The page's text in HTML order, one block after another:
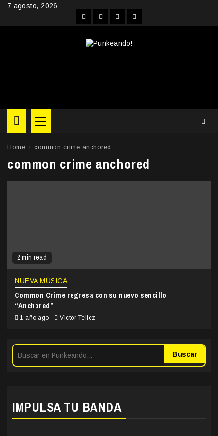
Skip7 agosto, 2026
FacebookInstagram
YouTubeTwitter
Primary
Menu
Home common crime anchored
common crime anchored
2 min read
NUEVA MÚSICA
Common Crime regresa con su nuevo sencillo
“Anchored”
1 año ago Victor Tellez
Buscar
IMPULSA TU BANDA